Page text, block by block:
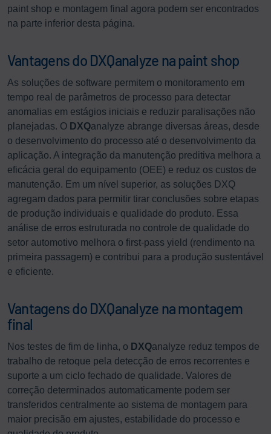
paint shop e montagem final agora podem ser encontrados
na parte inferior desta página.
Vantagens do DXQanalyze na paint shop
As soluções de software permitem o monitoramento em
tempo real de parâmetros de processo para detectar
anomalias em estágios iniciais e reduzir paralisações não
planejadas. O DXQanalyze abrange diversas áreas, desde
o desenvolvimento do processo até o desenvolvimento da
aplicação. A integração da manutenção preditiva melhora a
eficácia geral do equipamento (OEE) e reduz os custos de
manutenção. Em um nível superior, as soluções DXQ
agregam dados para permitir tirar conclusões sobre etapas
de produção individuais e qualidade do produto. Essa
análise de erros estruturada no controle de qualidade do
setor automotivo melhora o first-pass yield (rendimento na
primeira passagem) e contribui para a produção sustentável
e eficiente.
Vantagens do DXQanalyze na montagem
final
Nos testes de fim de linha, o DXQanalyze reduz tempos de
trabalho de retoque pela detecção de erros recorrentes e
suporte a um ciclo fechado de qualidade. Valores de
correção determinados automaticamente podem ser
transferidos centralmente ao sistema de montagem para
maior precisão em ajustes, estabilidade do processo e